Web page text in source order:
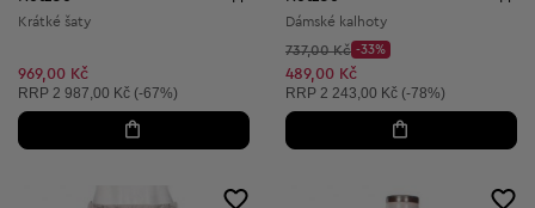
Krátké šaty
969,00 Kč
Doporučená cena:
RRP 2 987,00 Kč (-67%)
Dámské kalhoty
Původní cena:
737,00 Kč
Discount Price:
-33%
Snížená cena:
489,00 Kč
Doporučená cena:
RRP 2 243,00 Kč (-78%)